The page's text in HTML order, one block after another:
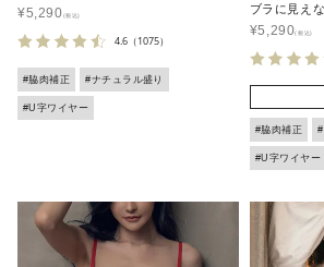
¥5,290
4.6 （1075）
#脇肉補正 #ナチュラル盛り
#U字ワイヤー
ブラに見え
¥5,290
#脇肉補正
#U字ワイヤー